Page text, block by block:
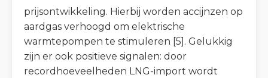
prijsontwikkeling. Hierbij worden accijnzen op
aardgas verhoogd om elektrische
warmtepompen te stimuleren [5]. Gelukkig
zijn er ook positieve signalen: door
recordhoeveelheden LNG-import wordt